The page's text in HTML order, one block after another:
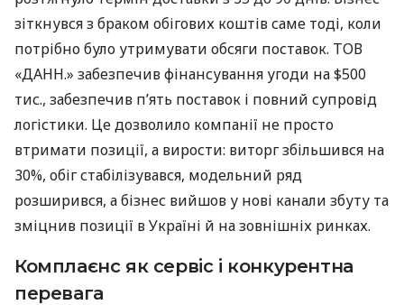
зіткнувся з браком обігових коштів саме тоді, коли
потрібно було утримувати обсяги поставок. ТОВ
«ДАНН.» забезпечив фінансування угоди на $500
тис., забезпечив п’ять поставок і повний супровід
логістики. Це дозволило компанії не просто
втримати позиції, а вирости: виторг збільшився на
30%, обіг стабілізувався, модельний ряд
розширився, а бізнес вийшов у нові канали збуту та
зміцнив позиції в Україні й на зовнішніх ринках.
Комплаєнс як сервіс і конкурентна
перевага